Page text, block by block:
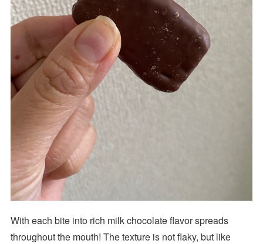
With each bite into rich milk chocolate flavor spreads
throughout the mouth! The texture is not flaky, but like